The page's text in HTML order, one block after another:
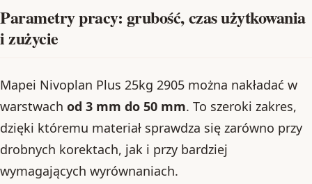
Parametry pracy: grubość, czas użytkowania
i zużycie
Mapei Nivoplan Plus 25kg 2905 można nakładać w
warstwach od 3 mm do 50 mm. To szeroki zakres,
dzięki któremu materiał sprawdza się zarówno przy
drobnych korektach, jak i przy bardziej
wymagających wyrównaniach.